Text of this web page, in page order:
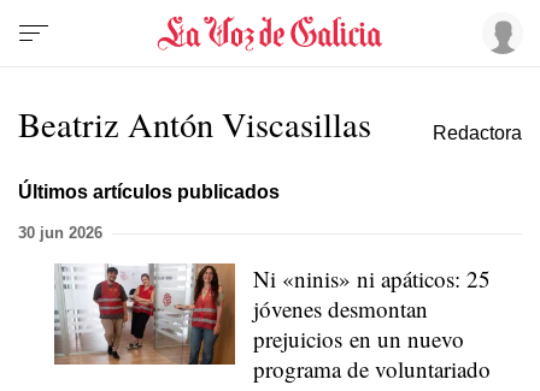
Beatriz Antón Viscasillas Redactora
Últimos artículos publicados
30 jun 2026
Ni «ninis» ni apáticos: 25
jóvenes desmontan
prejuicios en un nuevo
programa de voluntariado